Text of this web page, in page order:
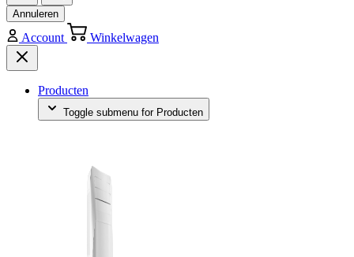
Annuleren
Account Winkelwagen
Producten
Toggle submenu for Producten